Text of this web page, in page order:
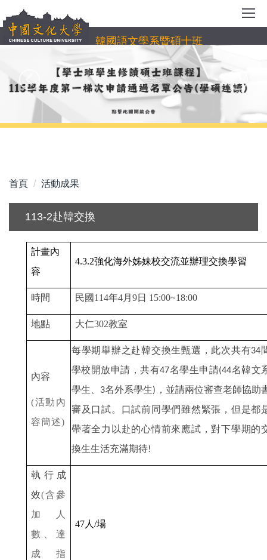
到
主
容
區
韓國語文學系暨碩士班
首頁 活動成果
113-2赴韓交換
計畫內
容
4.3.2強化海外姊妹校交流並辦理交換學習
時間 民國114年4月9日 15:00~18:00
地點 大仁302教室
內容
(活動內
容簡述)
每學期舉辦之赴韓交換生甄選，此次共有34
學校開放申請，共有47名學生申請(44名韓文
學生、 3名外系學生) ，並請兩位審查老師協助
審及口試。口試前同學們雖然緊張，但是都
帶著全力以赴的心情前來應試，對下學期的
換生生活充滿期待!
執行成
效(含參
加人
數、達
成指
47人 /場